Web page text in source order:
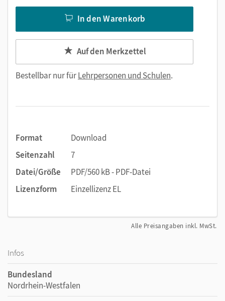
In den Warenkorb
Auf den Merkzettel
Bestellbar nur fürLehrpersonen und Schulen.
Format
Download
Seitenzahl
7
Datei/Größe
PDF/560 kB - PDF-Datei
Lizenzform
Einzellizenz EL
Alle Preisangaben inkl. MwSt.
Infos
Bundesland
Nordrhein-Westfalen